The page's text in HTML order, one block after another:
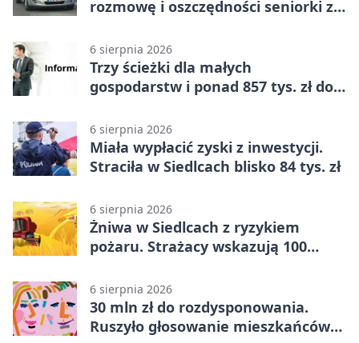
rozmowę i oszczędności seniorki z
6 sierpnia 2026
Trzy ścieżki dla małych
gospodarstw i ponad 857 tys. zł do
6 sierpnia 2026
Miała wypłacić zyski z inwestycji.
Straciła w Siedlcach blisko 84 tys. zł
6 sierpnia 2026
Żniwa w Siedlcach z ryzykiem
pożaru. Strażacy wskazują 100
6 sierpnia 2026
30 mln zł do rozdysponowania.
Ruszyło głosowanie mieszkańców